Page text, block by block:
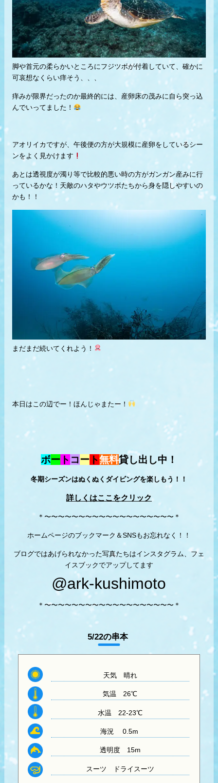
脚や首元の柔らかいところにフジツボが付着していて、確かに
可哀想なくらい痒そう、、、
痒みが限界だったのか最終的には、産卵床の茂みに自ら突っ込
んでいってました！
アオリイカですが、午後便の方が大規模に産卵をしているシー
ンをよく見かけます
あとは透視度が濁り等で比較的悪い時の方がガンガン産みに行
っているかな！天敵のハタやウツボたちから身を隠しやすいの
かも！！
まだまだ続いてくれよう！
本日はこの辺でー！ほんじゃまたー！
ボー ト コー ト無料貸し出し中！
冬期シーズンはぬくぬくダイビングを楽しもう！！
詳しくはここをクリック
＊〜〜〜〜〜〜〜〜〜〜〜〜〜〜〜〜〜〜〜＊
ホームページのブックマーク＆SNSもお忘れなく！！
ブログではあげられなかった写真たちはインスタグラム、フェ
イスブックでアップしてます
@ark-kushimoto
＊〜〜〜〜〜〜〜〜〜〜〜〜〜〜〜〜〜〜〜＊
5/22の串本
天気 晴れ
気温 26℃
水温 22-23℃
海況 0.5m
透明度15m
スーツ ドライスーツ